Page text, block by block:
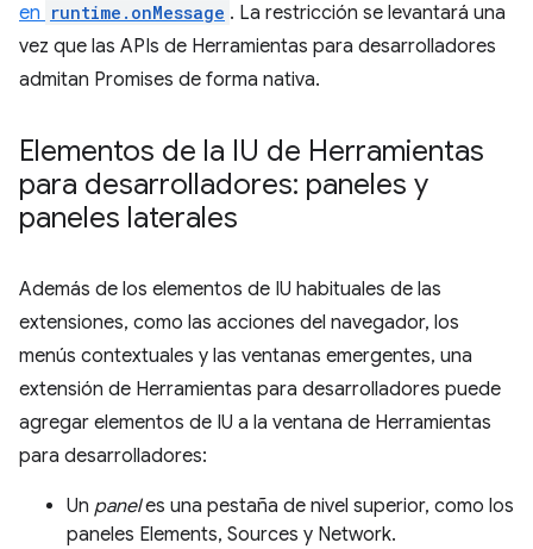
en runtime.onMessage . La restricción se levantará una
vez que las APIs de Herramientas para desarrolladores
admitan Promises de forma nativa.
Elementos de la IU de Herramientas
para desarrolladores: paneles y
paneles laterales
Además de los elementos de IU habituales de las
extensiones, como las acciones del navegador, los
menús contextuales y las ventanas emergentes, una
extensión de Herramientas para desarrolladores puede
agregar elementos de IU a la ventana de Herramientas
para desarrolladores:
Un paneles una pestaña de nivel superior, como los
paneles Elements, Sources y Network.